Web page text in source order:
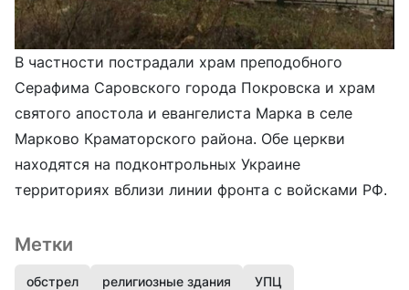
В частности пострадали храм преподобного
Серафима Саровского города Покровска и храм
святого апостола и евангелиста Марка в селе
Марково Краматорского района. Обе церкви
находятся на подконтрольных Украине
территориях вблизи линии фронта с войсками РФ.
Метки
обстрел религиозные здания УПЦ